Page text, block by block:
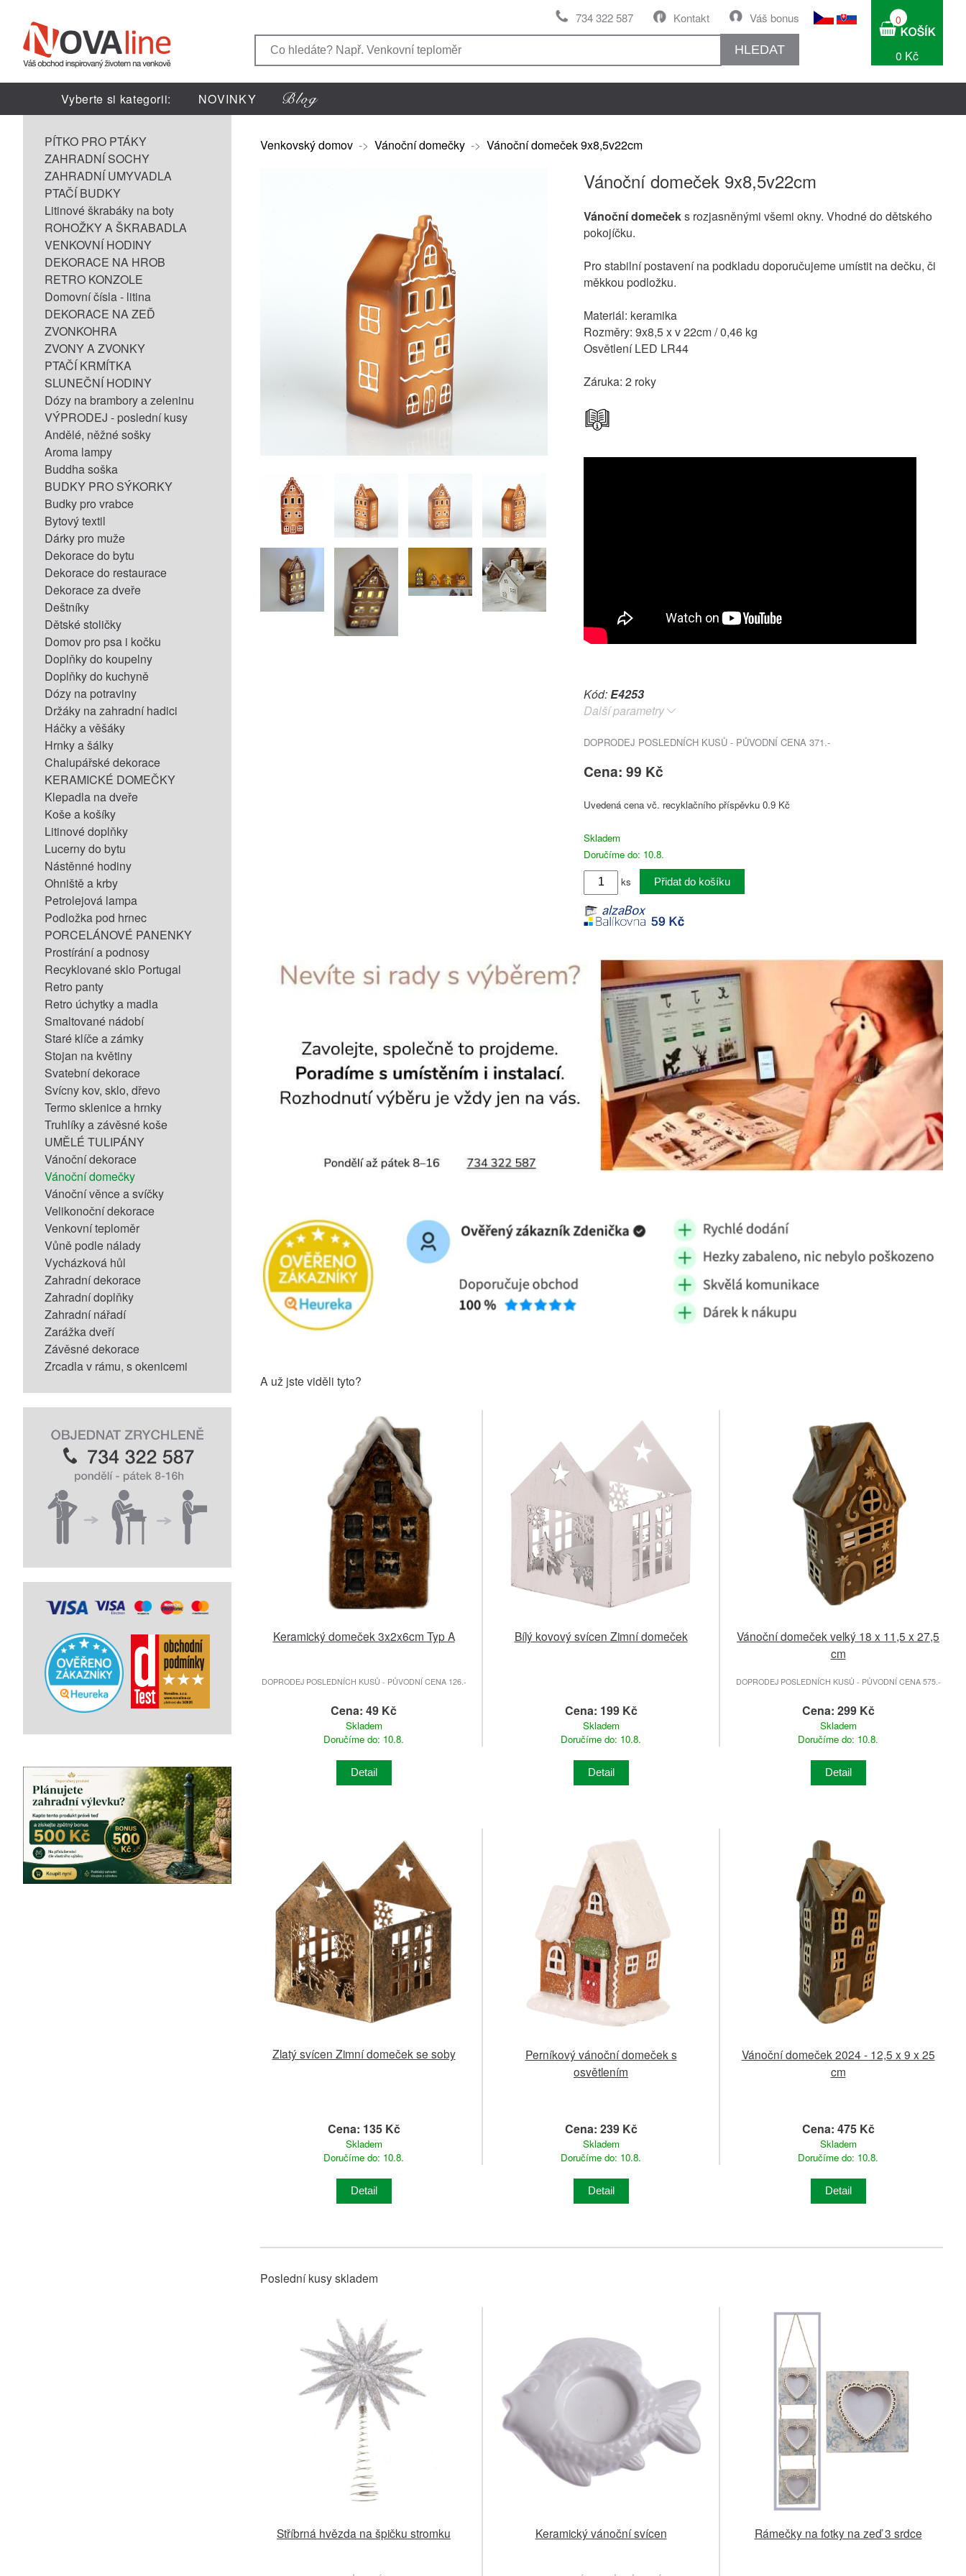
Váš bonus
Kontakt
734 322 587
HLEDAT
0
0 Kč
Vyberte si kategorii: NOVINKY
PÍTKO PRO PTÁKY
ZAHRADNÍ SOCHY
ZAHRADNÍ UMYVADLA
PTAČÍ BUDKY
Litinové škrabáky na boty
ROHOŽKY A ŠKRABADLA
VENKOVNÍ HODINY
DEKORACE NA HROB
RETRO KONZOLE
Domovní čísla - litina
DEKORACE NA ZEĎ
ZVONKOHRA
ZVONY A ZVONKY
PTAČÍ KRMÍTKA
SLUNEČNÍ HODINY
Dózy na brambory a zeleninu
VÝPRODEJ - poslední kusy
Andělé, něžné sošky
Aroma lampy
Buddha soška
BUDKY PRO SÝKORKY
Budky pro vrabce
Bytový textil
Dárky pro muže
Dekorace do bytu
Dekorace do restaurace
Dekorace za dveře
Deštníky
Dětské stoličky
Domov pro psa i kočku
Doplňky do koupelny
Doplňky do kuchyně
Dózy na potraviny
Držáky na zahradní hadici
Háčky a věšáky
Hrnky a šálky
Chalupářské dekorace
KERAMICKÉ DOMEČKY
Klepadla na dveře
Koše a košíky
Litinové doplňky
Lucerny do bytu
Nástěnné hodiny
Ohniště a krby
Petrolejová lampa
Podložka pod hrnec
PORCELÁNOVÉ PANENKY
Prostírání a podnosy
Recyklované sklo Portugal
Retro panty
Retro úchytky a madla
Smaltované nádobí
Staré klíče a zámky
Stojan na květiny
Svatební dekorace
Svícny kov, sklo, dřevo
Termo sklenice a hrnky
Truhlíky a závěsné koše
UMĚLÉ TULIPÁNY
Vánoční dekorace
Vánoční domečky
Vánoční věnce a svíčky
Velikonoční dekorace
Venkovní teploměr
Vůně podle nálady
Vycházková hůl
Zahradní dekorace
Zahradní doplňky
Zahradní nářadí
Zarážka dveří
Závěsné dekorace
Zrcadla v rámu, s okenicemi
Venkovský domov -> Vánoční domečky -> Vánoční domeček 9x8,5v22cm
Vánoční domeček 9x8,5v22cm
Vánoční domečeks rozjasněnými všemi okny. Vhodné do dětského
pokojíčku.
Pro stabilní postavení na podkladu doporučujeme umístit na dečku, či
měkkou podložku.
Materiál: keramika
Rozměry: 9x8,5 x v 22cm / 0,46 kg
Osvětlení LED LR44
Záruka: 2 roky
Kód:E4253
Další parametry
DOPRODEJ POSLEDNÍCH KUSŮ - PŮVODNÍ CENA 371.-
Cena: 99 Kč
Uvedená cena vč. recyklačního příspěvku 0.9 Kč
Skladem
Doručíme do: 10.8.
ks
Přidat do košíku
A už jste viděli tyto?
Keramický domeček 3x2x6cm Typ A
DOPRODEJ POSLEDNÍCH KUSŮ - PŮVODNÍ CENA 126.-
Cena: 49 Kč
Skladem
Doručíme do: 10.8.
Detail
Bílý kovový svícen Zimní domeček
Cena: 199 Kč
Skladem
Doručíme do: 10.8.
Detail
Vánoční domeček velký 18 x 11,5 x 27,5
cm
DOPRODEJ POSLEDNÍCH KUSŮ - PŮVODNÍ CENA 575.-
Cena: 299 Kč
Skladem
Doručíme do: 10.8.
Detail
Zlatý svícen Zimní domeček se soby
Cena: 135 Kč
Skladem
Doručíme do: 10.8.
Detail
Perníkový vánoční domeček s
osvětlením
Cena: 239 Kč
Skladem
Doručíme do: 10.8.
Detail
Vánoční domeček 2024 - 12,5 x 9 x 25
cm
Cena: 475 Kč
Skladem
Doručíme do: 10.8.
Detail
Poslední kusy skladem
Stříbrná hvězda na špičku stromku Keramický vánoční svícen Rámečky na fotky na zeď 3 srdce